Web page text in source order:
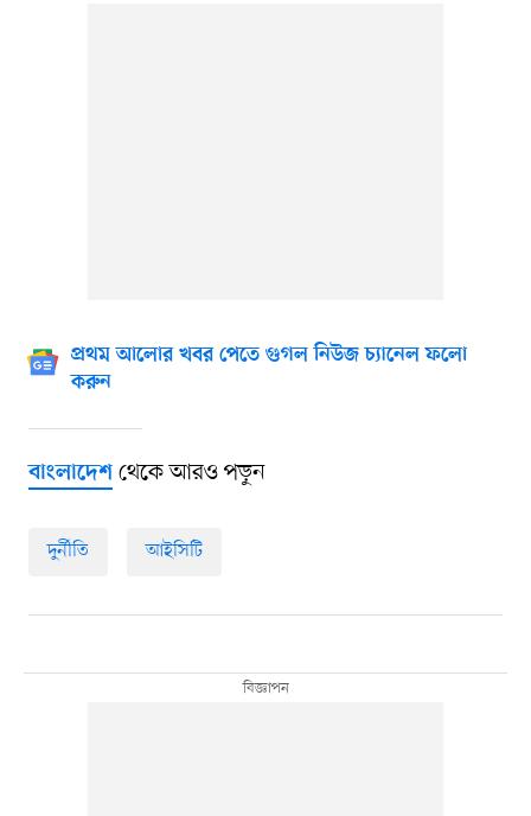
প্রথম আলোর খবর পেতে গুগল নিউজ চ্যানেল ফলো
করুন
বাংলাদেশথেকে আরও পড়ুন
দুর্নীতি আইসিটি